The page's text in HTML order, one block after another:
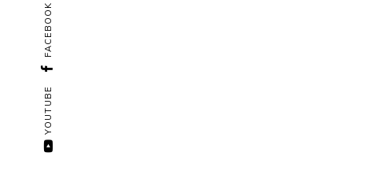
YOUTUBE
FACEBOOK